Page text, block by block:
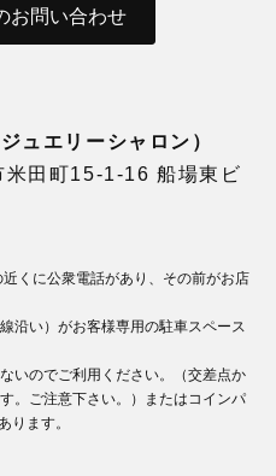
お問い合わせ
ュエリーシャロン）
田町15-1-16 船場東ビ
くに公衆電話があり、その前がお店
沿い）がお客様専用の駐車スペース
いのでご利用ください。（交差点か
。ご注意下さい。）またはコインパ
ります。